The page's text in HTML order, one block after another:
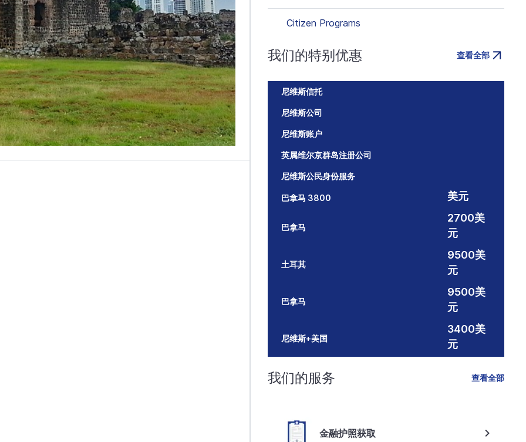
Citizen Programs
我们的特别优惠 查看全部
尼维斯信托
尼维斯公司
尼维斯账户
英属维尔京群岛注册公司
尼维斯公民身份服务
巴拿马 3800 美元
巴拿马
2700美
元
土耳其
9500美
元
巴拿马
9500美
元
尼维斯+美国
3400美
元
我们的服务 查看全部
金融护照获取